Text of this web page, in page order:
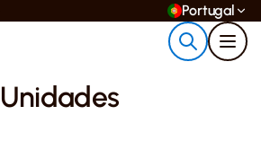
Portugal
Unidades